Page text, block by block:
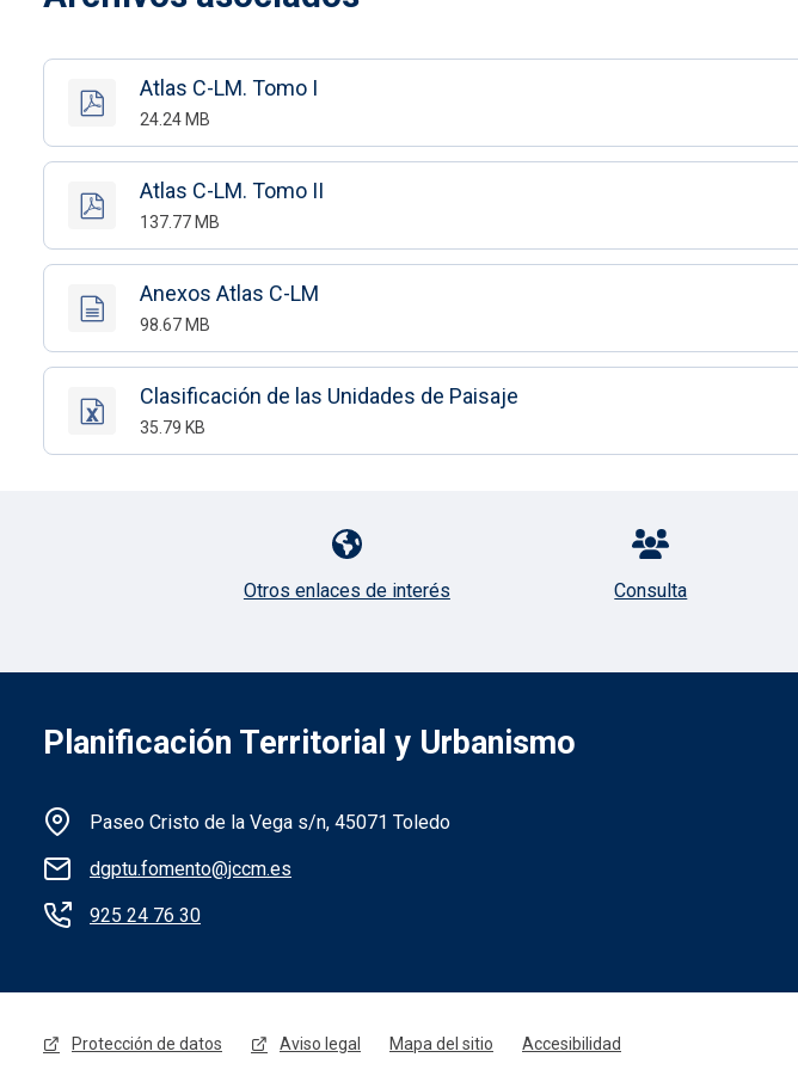
Atlas C-LM. Tomo I
24.24 MB
Atlas C-LM. Tomo II
137.77 MB
Anexos Atlas C-LM
98.67 MB
Clasificación de las Unidades de Paisaje
35.79 KB
Otros enlaces de interés Consulta
Planificación Territorial y Urbanismo
Información de la institución
Paseo Cristo de la Vega s/n, 45071 Toledo
dgptu.fomento@jccm.es
925 24 76 30
Protección de datos Aviso legal Mapa del sitio Accesibilidad